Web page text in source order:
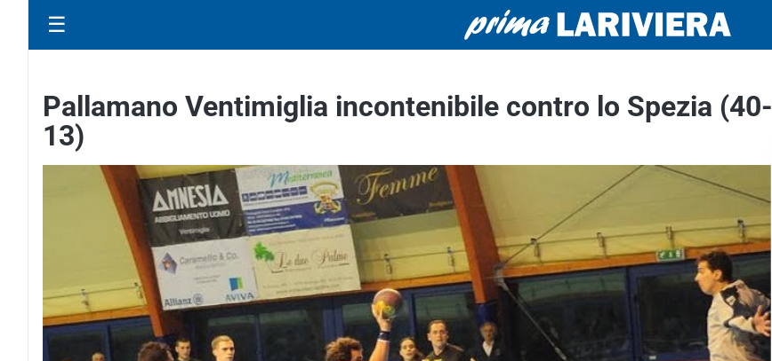
☰
Pallamano Ventimiglia incontenibile contro lo Spezia (40-
13)